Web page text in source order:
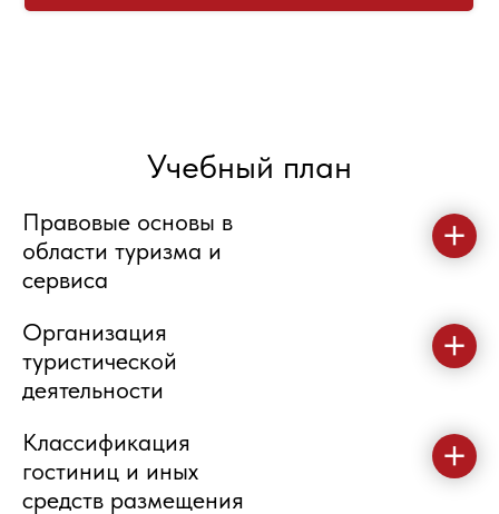
Учебный план
Правовые основы в
области туризма и
сервиса
Организация
туристической
деятельности
Классификация
гостиниц и иных
средств размещения